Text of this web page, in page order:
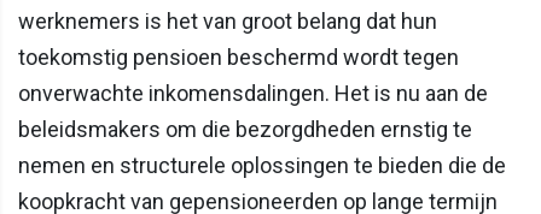
werknemers is het van groot belang dat hun
toekomstig pensioen beschermd wordt tegen
onverwachte inkomensdalingen. Het is nu aan de
beleidsmakers om die bezorgdheden ernstig te
nemen en structurele oplossingen te bieden die de
koopkracht van gepensioneerden op lange termijn